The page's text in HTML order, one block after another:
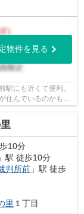
物件を見る
駅にも近くて便利。
住んでいるのかも中
10分
」駅 徒歩10分
判所前 」駅 徒歩
里 １丁目